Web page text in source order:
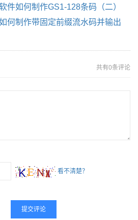
件如何制作GS1-128条码（二）
何制作带固定前缀流水码并输出
共有0条评论
看不清楚？